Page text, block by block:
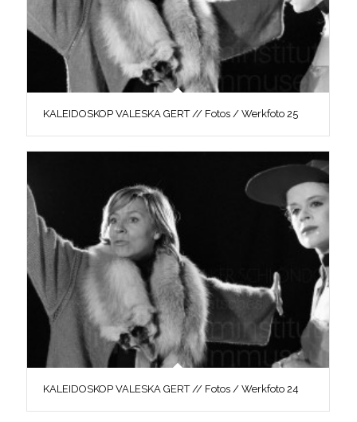
KALEIDOSKOP VALESKA GERT // Fotos / Werkfoto 25
KALEIDOSKOP VALESKA GERT // Fotos / Werkfoto 24